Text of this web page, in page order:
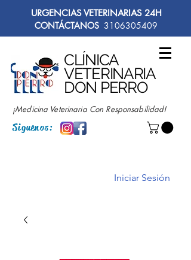
URGENCIAS VETERINARIAS 24H
CONTÁCTANOS 3106305409
CLÍNICA
VETERINARIA
DON PERRO
¡Medicina Veterinaria Con Responsabilidad!
Siguenos:
Iniciar Sesión